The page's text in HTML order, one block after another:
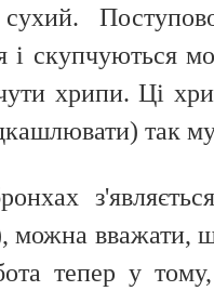
і скупчуються
хрипи. Ці
так
можна вважати,
тепер у